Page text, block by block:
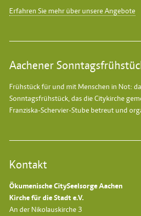
Erfahren Sie mehr über unsere Angebote
Aachener
Frühstück für und mit Menschen in Not:
Sonntagsfrühstück, das die Citykirche
Franziska-Schervier-Stube betreut und
Kontakt
Ökumenische CitySeelsorge Aachen
Kirche für die Stadt e.V.
An der Nikolauskirche 3